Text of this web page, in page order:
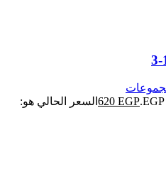
620 EGP
السعر الحالي هو: